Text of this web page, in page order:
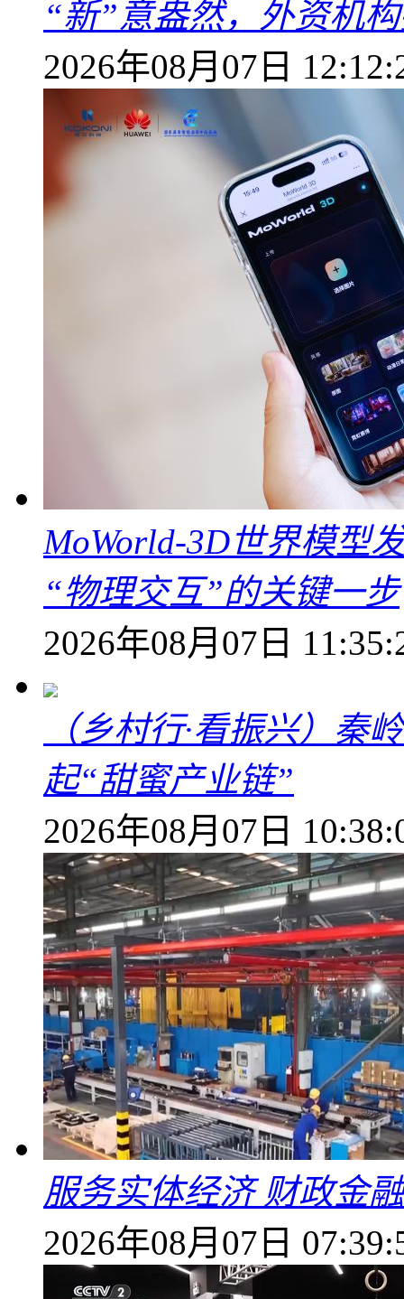
“新”意盎然，外资机
2026年08月07日
MoWorld-3D世界模型
“物理交互”的关键一步
2026年08月07日
（乡村行·看振兴）秦
起“甜蜜产业链”
2026年08月07日
服务实体经济 财政金
2026年08月07日